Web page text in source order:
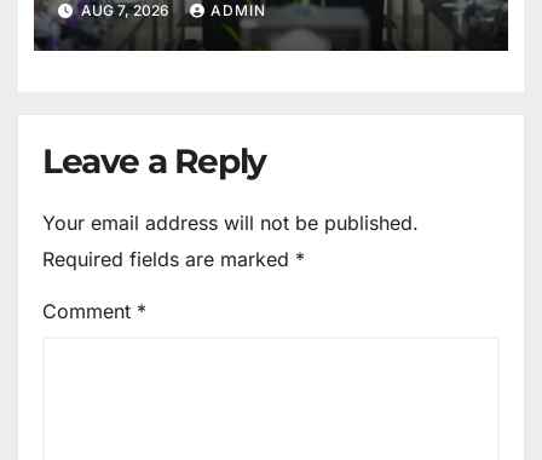
AUG 7, 2026 ADMIN
Leave a Reply
Your email address will not be published.
Required fields are marked *
Comment *